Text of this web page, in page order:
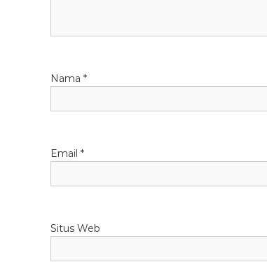
Nama *
Email *
Situs Web